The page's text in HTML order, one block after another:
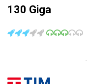
130 Giga